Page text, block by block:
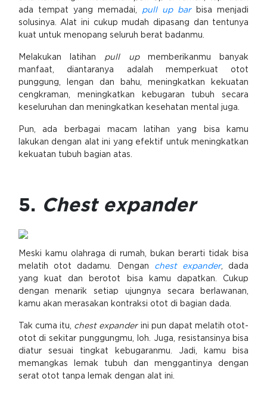
ada tempat yang memadai, pull up bar
bisa menjadi
solusinya. Alat ini cukup mudah dipasang dan tentunya
kuat untuk menopang seluruh berat badanmu.
Melakukan latihan pull upmemberikanmu banyak
manfaat, diantaranya adalah memperkuat otot
punggung, lengan dan bahu, meningkatkan kekuatan
cengkraman, meningkatkan kebugaran tubuh secara
keseluruhan dan meningkatkan kesehatan mental juga.
Pun, ada berbagai macam latihan yang bisa kamu
lakukan dengan alat ini yang efektif untuk meningkatkan
kekuatan tubuh bagian atas.
5. Chest expander
Meski kamu olahraga di rumah, bukan berarti tidak bisa
melatih otot dadamu. Dengan chest expander, dada
yang kuat dan berotot bisa kamu dapatkan. Cukup
dengan menarik setiap ujungnya secara berlawanan,
kamu akan merasakan kontraksi otot di bagian dada.
Tak cuma itu, chest expanderini pun dapat melatih otot-
otot di sekitar punggungmu, loh. Juga, resistansinya bisa
diatur sesuai tingkat kebugaranmu. Jadi, kamu bisa
memangkas lemak tubuh dan menggantinya dengan
serat otot tanpa lemak dengan alat ini.